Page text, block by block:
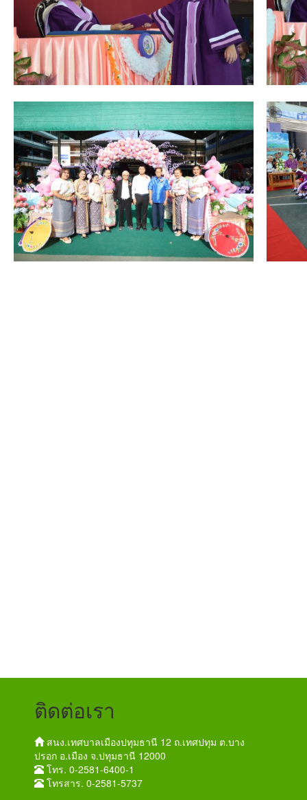
ติดต่อเรา
สนง.เทศบาลเมืองปทุมธานี 12 ถ.เทศปทุม ต.บาง
ปรอก อ.เมือง จ.ปทุมธานี 12000
โทร. 0-2581-6400-1
โทรสาร. 0-2581-5737